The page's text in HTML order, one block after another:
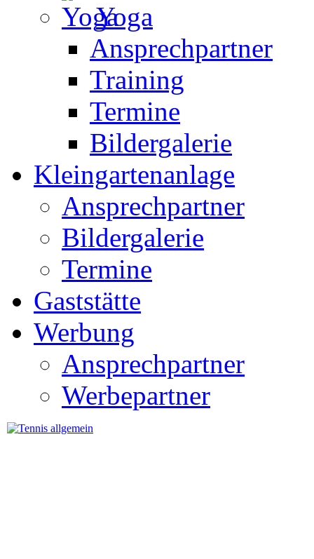
Yoga
Ansprechpartner
Training
Termine
Bildergalerie
Kleingartenanlage
Ansprechpartner
Bildergalerie
Termine
Gaststätte
Werbung
Ansprechpartner
Werbepartner